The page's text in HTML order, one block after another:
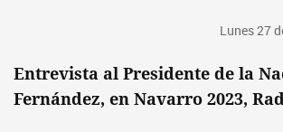
Lunes 27
Entrevista al Presidente de la
Fernández, en Navarro 2023,